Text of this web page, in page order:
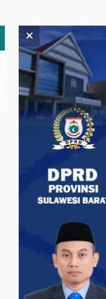
Lifestyle
#featured #Polda
×